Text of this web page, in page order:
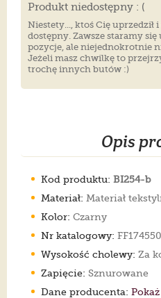
Produkt niedostępny : (
Niestety..., ktoś Cię
dostępny. Zawsze staramy się
pozycje, ale niejednokrotnie
Jeżeli masz chwilkę to
trochę innych butów :)
Opis
Kod produktu: BI254-b
Materiał: Materiał
Kolor: Czarny
Nr katalogowy: FF174550
Wysokość cholewy: Za
Zapięcie: Sznurowane
Dane producenta: Pokaż